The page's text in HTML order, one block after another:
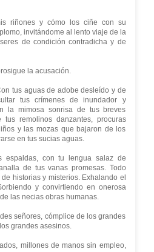
riñones y cómo los ciñe con su
invitándome al lento viaje de la
de condición contradicha y de
la acusación.
tus aguas de adobe desleído y de
tus crímenes de inundador y
la mimosa sonrisa de tus breves
remolinos danzantes, procuras
y las mozas que bajaron de los
en tus sucias aguas.
espaldas, con tu lengua salaz de
de tus vanas promesas. Todo
historias y misterios. Exhalando el
y convirtiendo en onerosa
las necias obras humanas.
señores, cómplice de los grandes
grandes asesinos.
millones de manos sin empleo,